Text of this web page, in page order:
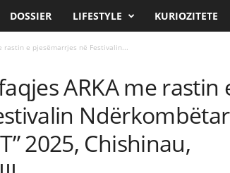
DOSSIER LIFESTYLE KURIOZITETE
rastin e pjesëmarrjes në Festivalin...
ARKA me rastin
Ndërkombëtar
2025, Chishinau,